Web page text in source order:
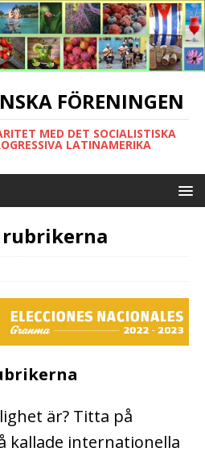
FÖRENINGEN
MED DET SOCIALISTISKA
LATINAMERIKA
är? Titta på
kallade internationella